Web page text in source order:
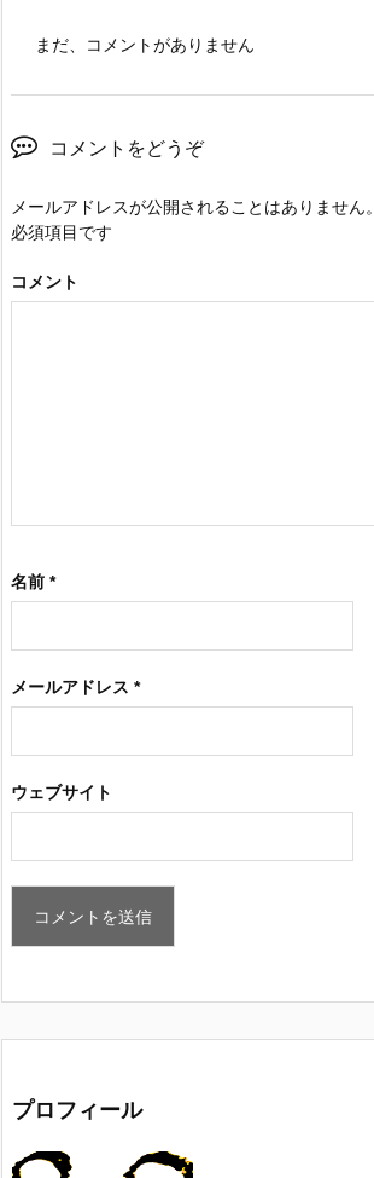
まだ、コメントがありません
コメントをどうぞ
メールアドレスが公開されることはありません。
必須項目です
コメント
名前 *
メールアドレス *
ウェブサイト
プロフィール